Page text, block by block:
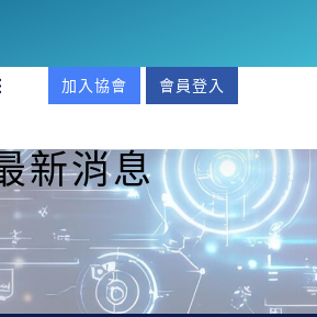
加入協會 會員登入
新消息